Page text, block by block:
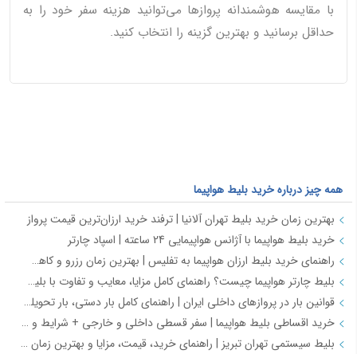
با مقایسه هوشمندانه پروازها می‌توانید هزینه سفر خود را به
حداقل برسانید و بهترین گزینه را انتخاب کنید.
همه چیز درباره خرید بلیط هواپیما
بهترین زمان خرید بلیط تهران آلانیا | ترفند خرید ارزان‌ترین قیمت پرواز
خرید بلیط هواپیما با آژانس هواپیمایی 24 ساعته | اسپاد چارتر
راهنمای خرید بلیط ارزان هواپیما به تفلیس | بهترین زمان رزرو و کاهش هزینه سفر
بلیط چارتر هواپیما چیست؟ راهنمای کامل مزایا، معایب و تفاوت با بلیط سیستمی
قوانین بار در پروازهای داخلی ایران | راهنمای کامل بار دستی، بار تحویلی و مقررات حمل بار
خرید اقساطی بلیط هواپیما | سفر قسطی داخلی و خارجی + شرایط و مدارک | اسپادچارتر
بلیط سیستمی تهران تبریز | راهنمای خرید، قیمت، مزایا و بهترین زمان رزرو